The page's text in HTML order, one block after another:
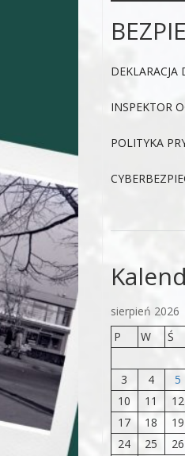
DEKLARACJA
INSPEKTOR
POLITYKA
sierpień 2026
P
W Ś
3
4 5
10
11 12
17
18 19
24
25 26